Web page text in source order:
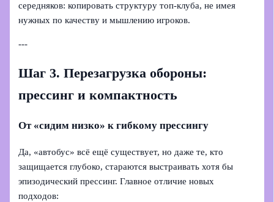
середняков: копировать структуру топ‑клуба, не имея
нужных по качеству и мышлению игроков.
---
Шаг 3. Перезагрузка обороны:
прессинг и компактность
От «сидим низко» к гибкому прессингу
Да, «автобус» всё ещё существует, но даже те, кто
защищается глубоко, стараются выстраивать хотя бы
эпизодический прессинг. Главное отличие новых
подходов: